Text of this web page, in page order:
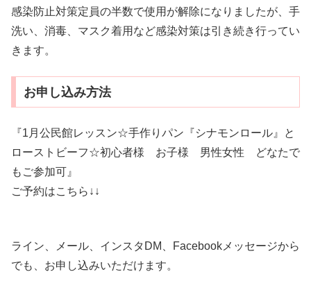
感染防止対策定員の半数で使用が解除になりましたが、手
洗い、消毒、マスク着用など感染対策は引き続き行ってい
きます。
お申し込み方法
『1月公民館レッスン☆手作りパン『シナモンロール』と
ローストビーフ☆初心者様 お子様 男性女性 どなたで
もご参加可』
ご予約はこちら↓↓
ライン、メール、インスタDM、Facebookメッセージから
でも、お申し込みいただけます。